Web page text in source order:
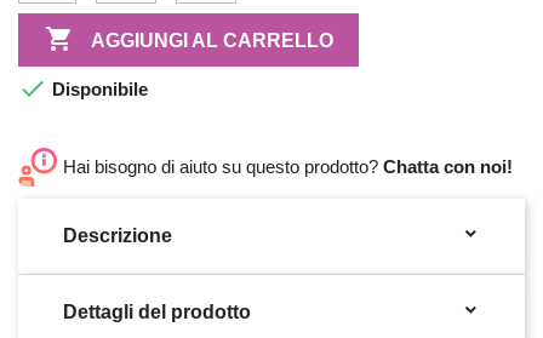
 AGGIUNGI AL CARRELLO
 Disponibile
Hai bisogno di aiuto su questo prodotto? Chatta con noi!
Descrizione 
Dettagli del prodotto 